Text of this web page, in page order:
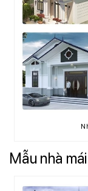
Mẫu nhà